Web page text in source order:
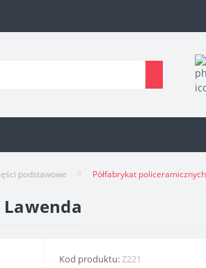
podstawowe Półfabrykat
Kod produktu:Z221